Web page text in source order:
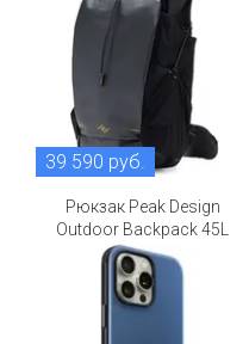
39 590 руб.
Рюкзак Peak Design
Outdoor Backpack 45L